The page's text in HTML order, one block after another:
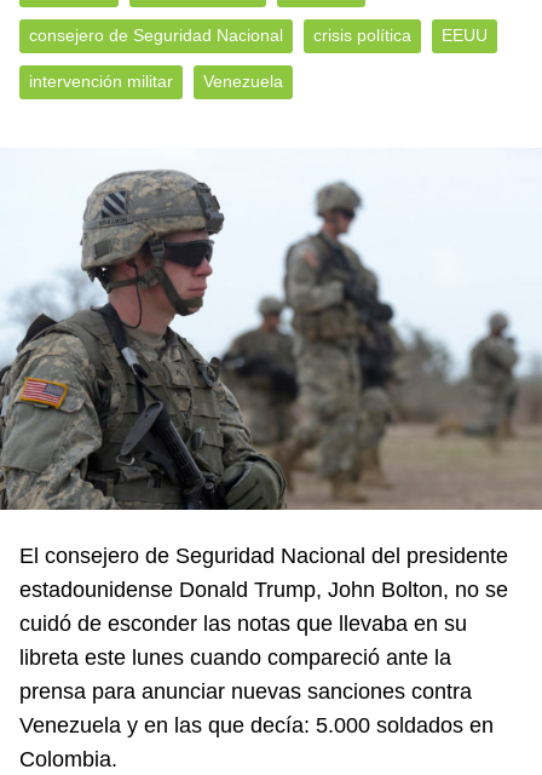
consejero de Seguridad Nacional crisis política EEUU
intervención militar Venezuela
El consejero de Seguridad Nacional del presidente
estadounidense Donald Trump, John Bolton, no se
cuidó de esconder las notas que llevaba en su
libreta este lunes cuando compareció ante la
prensa para anunciar nuevas sanciones contra
Venezuela y en las que decía: 5.000 soldados en
Colombia.